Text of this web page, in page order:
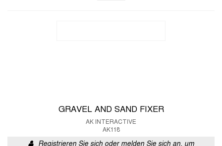
GRAVEL AND SAND FIXER
AK INTERACTIVE
AK118
Registrieren Sie sich oder melden Sie sich an, um